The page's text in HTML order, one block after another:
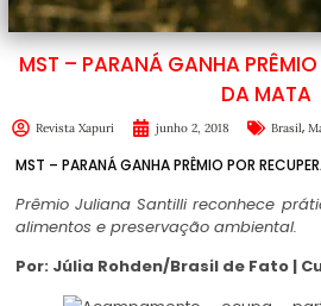
MST – PARANÁ GANHA
DA MATA
Revista Xapuri junho 2, 2018 Brasil,
MST – PARANÁ GANHA PRÊMIO POR
Prêmio Juliana Santilli reconhece
alimentos e preservação ambiental.
Por: Júlia Rohden/Brasil de Fato |